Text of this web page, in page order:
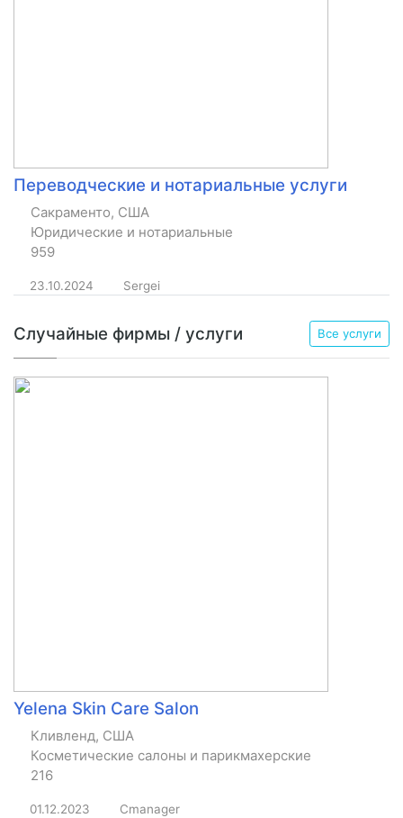
Переводческие и нотариальные услуги
Сакраменто, США
Юридические и нотариальные
959
23.10.2024 Sergei
Случайные фирмы / услуги Все услуги
Yelena Skin Care Salon
Кливленд, США
Косметические салоны и парикмахерские
216
01.12.2023 Cmanager